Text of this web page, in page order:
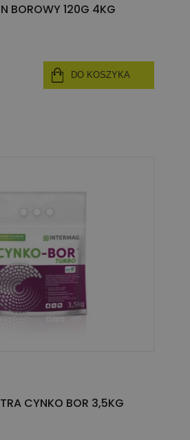
BOROWY 120G 4KG
DO KOSZYKA
CYNKO BOR 3,5KG